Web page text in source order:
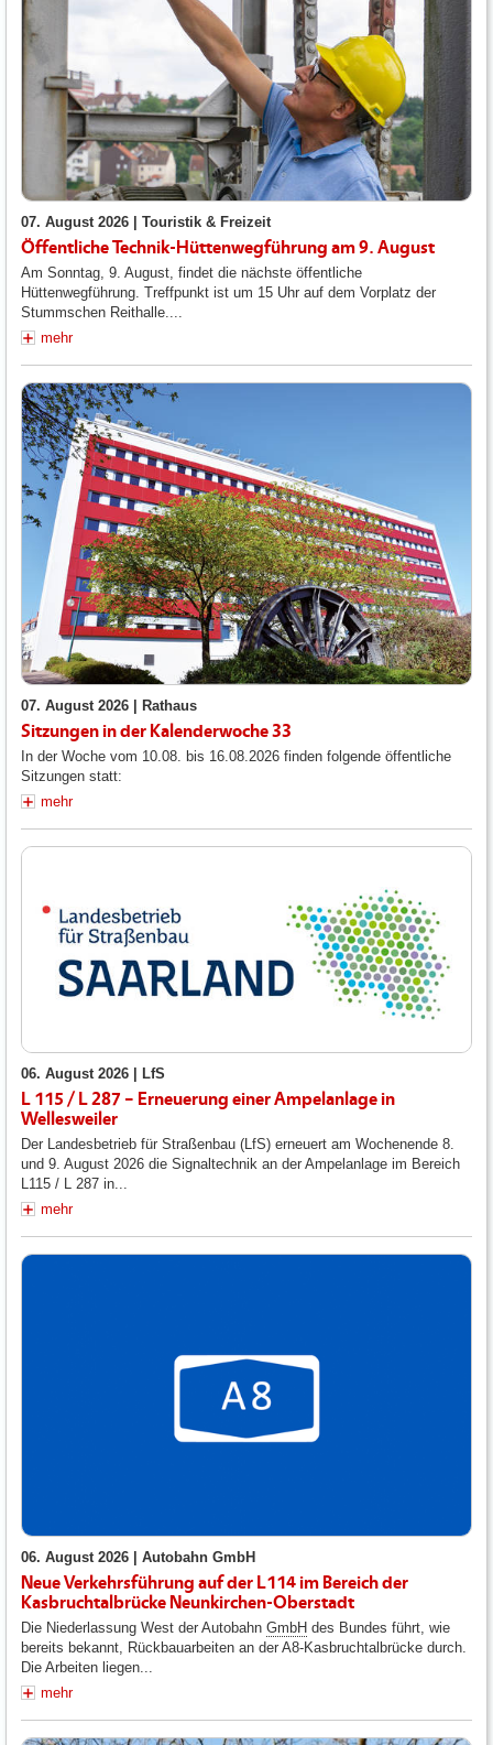
07. August 2026 | Touristik & Freizeit
Öffentliche Technik-Hüttenwegführung am 9. August
Am Sonntag, 9. August, findet die nächste öffentliche
Hüttenwegführung. Treffpunkt ist um 15 Uhr auf dem Vorplatz der
Stummschen Reithalle....
mehr
07. August 2026 | Rathaus
Sitzungen in der Kalenderwoche 33
In der Woche vom 10.08. bis 16.08.2026 finden folgende öffentliche
Sitzungen statt:
mehr
06. August 2026 | LfS
L 115 / L 287 – Erneuerung einer Ampelanlage in
Wellesweiler
Der Landesbetrieb für Straßenbau (LfS) erneuert am Wochenende 8.
und 9. August 2026 die Signaltechnik an der Ampelanlage im Bereich
L115 / L 287 in...
mehr
06. August 2026 | Autobahn GmbH
Neue Verkehrsführung auf der L114 im Bereich der
Kasbruchtalbrücke Neunkirchen-Oberstadt
Die Niederlassung West der Autobahn GmbH des Bundes führt, wie
bereits bekannt, Rückbauarbeiten an der A8-Kasbruchtalbrücke durch.
Die Arbeiten liegen...
mehr